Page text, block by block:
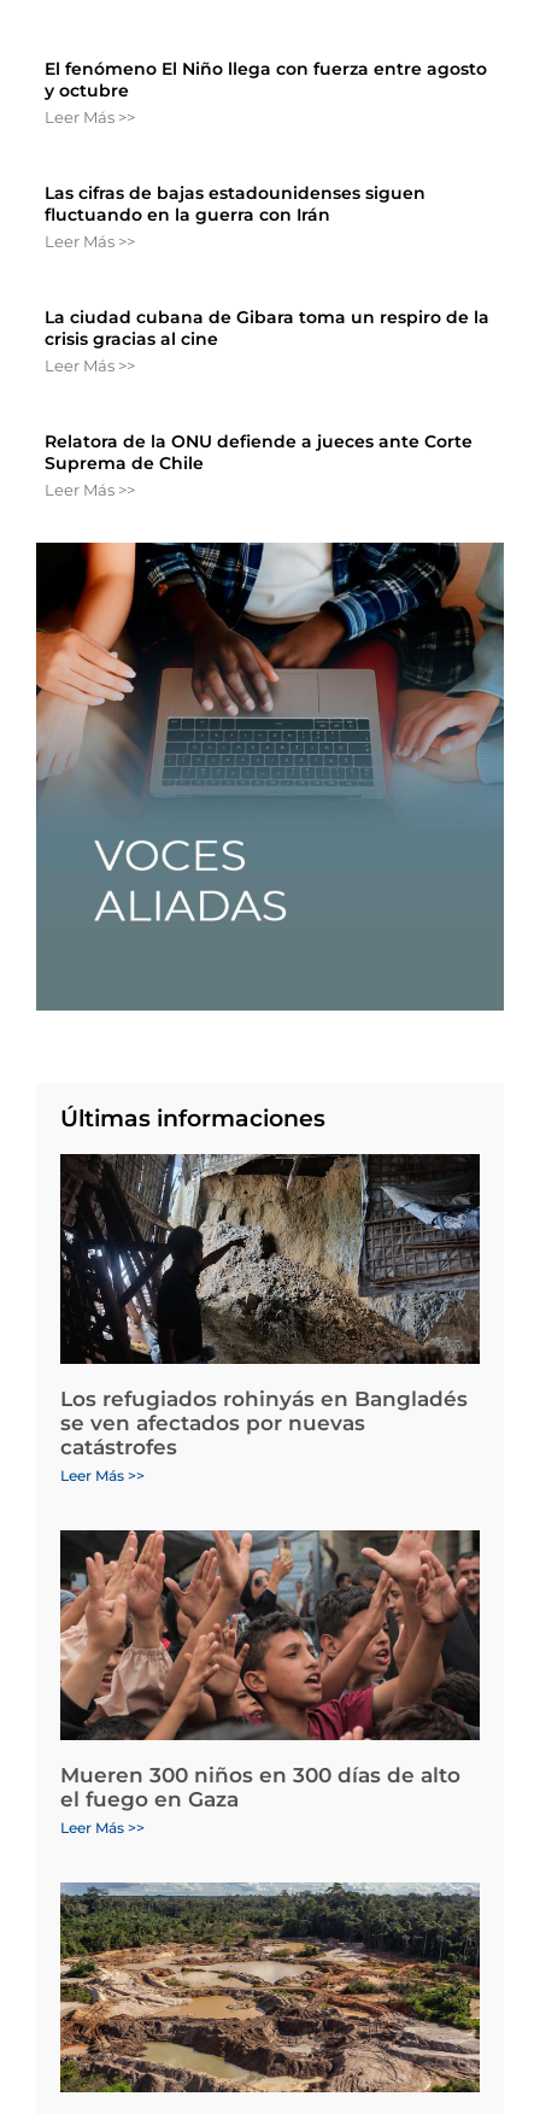
El fenómeno El Niño llega con fuerza entre agosto
y octubre
Leer Más >>
Las cifras de bajas estadounidenses siguen
fluctuando en la guerra con Irán
Leer Más >>
La ciudad cubana de Gibara toma un respiro de la
crisis gracias al cine
Leer Más >>
Relatora de la ONU defiende a jueces ante Corte
Suprema de Chile
Leer Más >>
Últimas informaciones
Los refugiados rohinyás en Bangladés
se ven afectados por nuevas
catástrofes
Leer Más >>
Mueren 300 niños en 300 días de alto
el fuego en Gaza
Leer Más >>